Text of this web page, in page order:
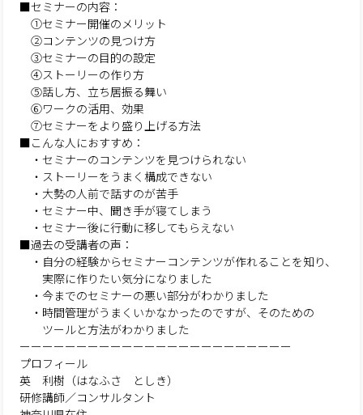
■セミナーの内容：
①セミナー開催のメリット
②コンテンツの見つけ方
③セミナーの目的の設定
④ストーリーの作り方
⑤話し方、立ち居振る舞い
⑥ワークの活用、効果
⑦セミナーをより盛り上げる方法
■こんな人におすすめ：
・セミナーのコンテンツを見つけられない
・ストーリーをうまく構成できない
・大勢の人前で話すのが苦手
・セミナー中、聞き手が寝てしまう
・セミナー後に行動に移してもらえない
■過去の受講者の声：
・自分の経験からセミナーコンテンツが作れることを知り、
実際に作りたい気分になりました
・今までのセミナーの悪い部分がわかりました
・時間管理がうまくいかなかったのですが、そのための
ツールと方法がわかりました
ーーーーーーーーーーーーーーーーーーーーーーーー
プロフィール
英 利樹（はなふさ としき）
研修講師／コンサルタント